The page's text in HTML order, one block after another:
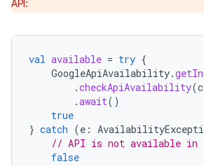
API:
val available = try {
GoogleApiAvailability.
.checkApiAvailability(
.await()
true
} catch (e :
// API is not available in
false